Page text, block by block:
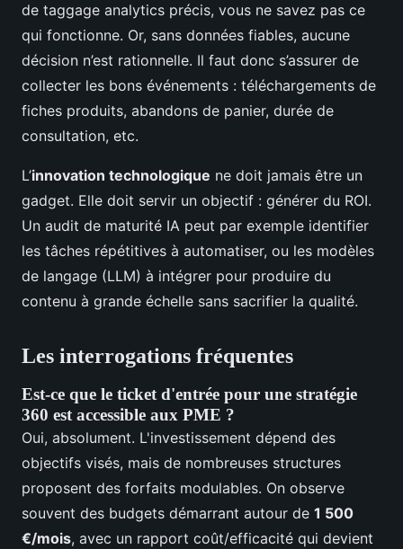
de taggage analytics précis, vous ne savez pas ce
qui fonctionne. Or, sans données fiables, aucune
décision n’est rationnelle. Il faut donc s’assurer de
collecter les bons événements : téléchargements de
fiches produits, abandons de panier, durée de
consultation, etc.
L’innovation technologique ne doit jamais être un
gadget. Elle doit servir un objectif : générer du ROI.
Un audit de maturité IA peut par exemple identifier
les tâches répétitives à automatiser, ou les modèles
de langage (LLM) à intégrer pour produire du
contenu à grande échelle sans sacrifier la qualité.
Les interrogations fréquentes
Est-ce que le ticket d'entrée pour une stratégie
360 est accessible aux PME ?
Oui, absolument. L'investissement dépend des
objectifs visés, mais de nombreuses structures
proposent des forfaits modulables. On observe
souvent des budgets démarrant autour de 1 500
€/mois, avec un rapport coût/efficacité qui devient